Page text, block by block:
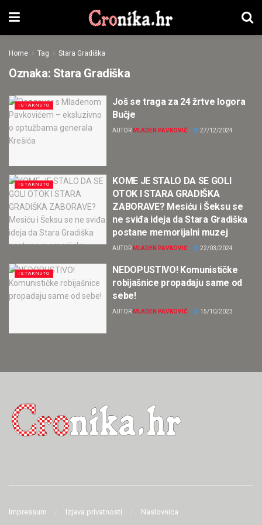
Home Tag Stara Gradiška
Oznaka: Stara Gradiška
ISTAKNUTO
Još se traga za 24 žrtve logora
Bučje
AUTOR MLADEN PAVKOVIĆ 27/12/2024
ISTAKNUTO
KOME JE STALO DA SE GOLI
OTOK I STARA GRADIŠKA
ZABORAVE? Mesiću i Šeksu se
ne sviđa ideja da Stara Gradiška
postane memorijalni muzej
AUTOR MLADEN PAVKOVIĆ 22/03/2024
ISTAKNUTO
NEDOPUSTIVO! Komunističke
robijašnice propadaju same od
sebe!
AUTOR MLADEN PAVKOVIĆ 15/10/2023
Impressum Izjava privatnosti Naslovnica